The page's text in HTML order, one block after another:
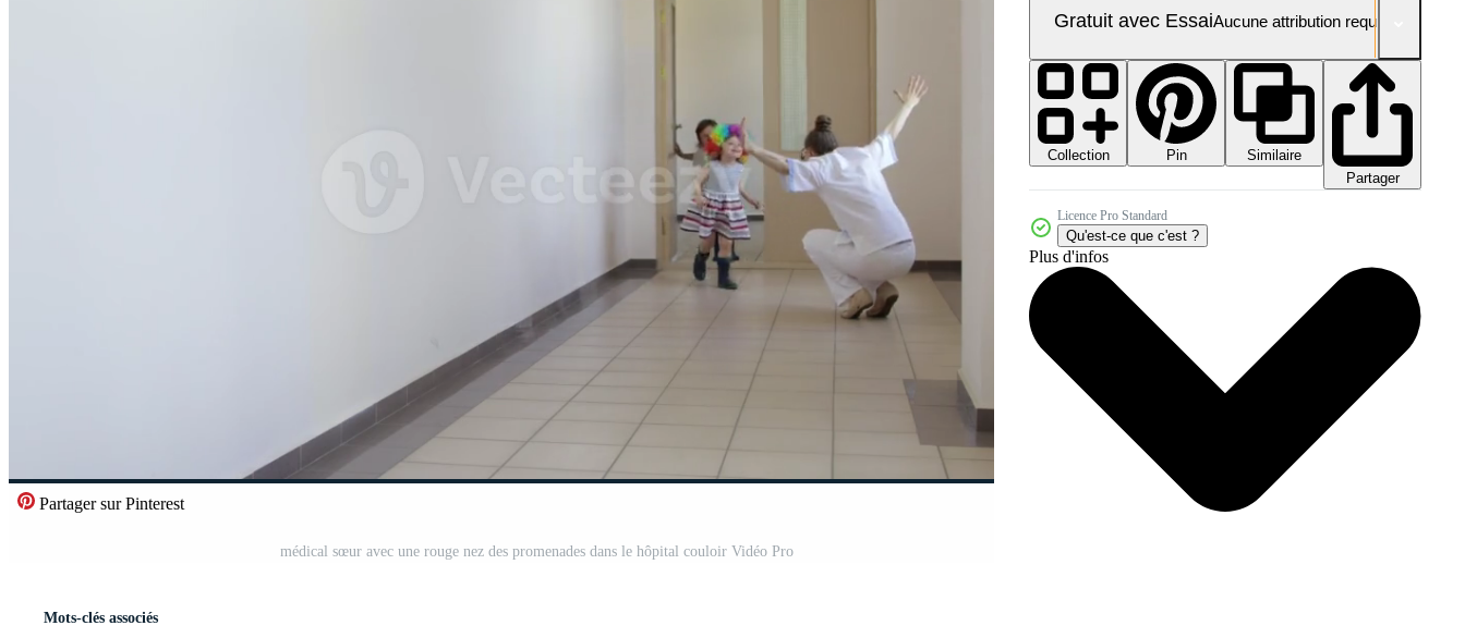
Partager sur Pinterest
médical sœur avec une rouge nez des promenades dans le hôpital couloir Vidéo Pro
Gratuit avec EssaiAucune attribution requise
Collection Pin
Similaire
Partager
Licence Pro Standard
Qu'est-ce que c'est ?
Plus d'infos
Mots-clés associés